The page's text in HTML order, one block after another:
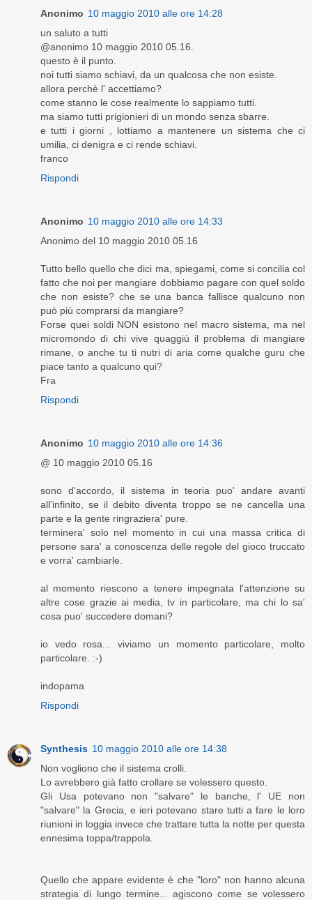
Anonimo 10 maggio 2010 alle ore 14:28
un saluto a tutti
@anonimo 10 maggio 2010 05.16.
questo è il punto.
noi tutti siamo schiavi, da un qualcosa che non esiste.
allora perchè l' accettiamo?
come stanno le cose realmente lo sappiamo tutti.
ma siamo tutti prigionieri di un mondo senza sbarre.
e tutti i giorni , lottiamo a mantenere un sistema che ci
umilia, ci denigra e ci rende schiavi.
franco
Rispondi
Anonimo 10 maggio 2010 alle ore 14:33
Anonimo del 10 maggio 2010 05.16
Tutto bello quello che dici ma, spiegami, come si concilia col
fatto che noi per mangiare dobbiamo pagare con quel soldo
che non esiste? che se una banca fallisce qualcuno non
può più comprarsi da mangiare?
Forse quei soldi NON esistono nel macro sistema, ma nel
micromondo di chi vive quaggiù il problema di mangiare
rimane, o anche tu ti nutri di aria come qualche guru che
piace tanto a qualcuno qui?
Fra
Rispondi
Anonimo 10 maggio 2010 alle ore 14:36
@ 10 maggio 2010 05.16
sono d'accordo, il sistema in teoria puo' andare avanti
all'infinito, se il debito diventa troppo se ne cancella una
parte e la gente ringraziera' pure.
terminera' solo nel momento in cui una massa critica di
persone sara' a conoscenza delle regole del gioco truccato
e vorra' cambiarle.
al momento riescono a tenere impegnata l'attenzione su
altre cose grazie ai media, tv in particolare, ma chi lo sa'
cosa puo' succedere domani?
io vedo rosa... viviamo un momento particolare, molto
particolare. :-)
indopama
Rispondi
Synthesis 10 maggio 2010 alle ore 14:38
Non vogliono che il sistema crolli.
Lo avrebbero già fatto crollare se volessero questo.
Gli Usa potevano non "salvare" le banche, l' UE non
"salvare" la Grecia, e ieri potevano stare tutti a fare le loro
riunioni in loggia invece che trattare tutta la notte per questa
ennesima toppa/trappola.
Quello che appare evidente è che "loro" non hanno alcuna
strategia di lungo termine... agiscono come se volessero